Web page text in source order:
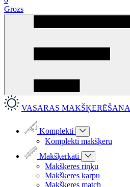
Grozs
VASARAS MAKŠĶERĒŠANA
Komplekti
Komplekti makšķeru
Makšķerkāti
Makšķeres riņķu
Makšķeres karpu
Makšķeres match